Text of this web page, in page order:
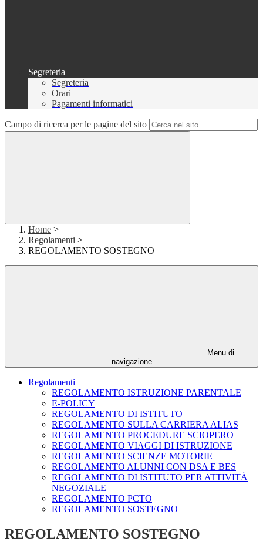
Segreteria
Segreteria
Orari
Pagamenti informatici
Campo di ricerca per le pagine del sito
Home >
Regolamenti >
REGOLAMENTO SOSTEGNO
Menu di
navigazione
Regolamenti
REGOLAMENTO ISTRUZIONE PARENTALE
E-POLICY
REGOLAMENTO DI ISTITUTO
REGOLAMENTO SULLA CARRIERA ALIAS
REGOLAMENTO PROCEDURE SCIOPERO
REGOLAMENTO VIAGGI DI ISTRUZIONE
REGOLAMENTO SCIENZE MOTORIE
REGOLAMENTO ALUNNI CON DSA E BES
REGOLAMENTO DI ISTITUTO PER ATTIVITÀ
NEGOZIALE
REGOLAMENTO PCTO
REGOLAMENTO SOSTEGNO
REGOLAMENTO SOSTEGNO